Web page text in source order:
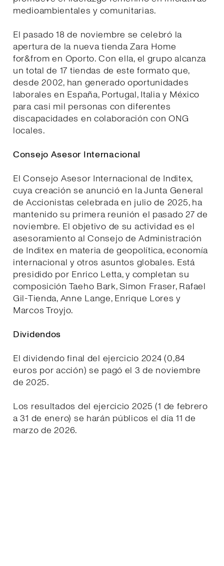
medioambientales y comunitarias.
El pasado 18 de noviembre se celebró la
apertura de la nueva tienda Zara Home
for&from en Oporto. Con ella, el grupo alcanza
un total de 17 tiendas de este formato que,
desde 2002, han generado oportunidades
laborales en España, Portugal, Italia y México
para casi mil personas con diferentes
discapacidades en colaboración con ONG
locales.
Consejo Asesor Internacional
El Consejo Asesor Internacional de Inditex,
cuya creación se anunció en la Junta General
de Accionistas celebrada en julio de 2025, ha
mantenido su primera reunión el pasado 27 de
noviembre. El objetivo de su actividad es el
asesoramiento al Consejo de Administración
de Inditex en materia de geopolítica, economía
internacional y otros asuntos globales. Está
presidido por Enrico Letta, y completan su
composición Taeho Bark, Simon Fraser, Rafael
Gil-Tienda, Anne Lange, Enrique Lores y
Marcos Troyjo.
Dividendos
El dividendo final del ejercicio 2024 (0,84
euros por acción) se pagó el 3 de noviembre
de 2025.
Los resultados del ejercicio 2025 (1 de febrero
a 31 de enero) se harán públicos el día 11 de
marzo de 2026.